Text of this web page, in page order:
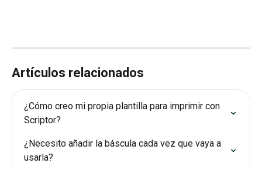
Artículos relacionados
¿Cómo creo mi propia plantilla para imprimir con
Scriptor?
¿Necesito añadir la báscula cada vez que vaya a
usarla?